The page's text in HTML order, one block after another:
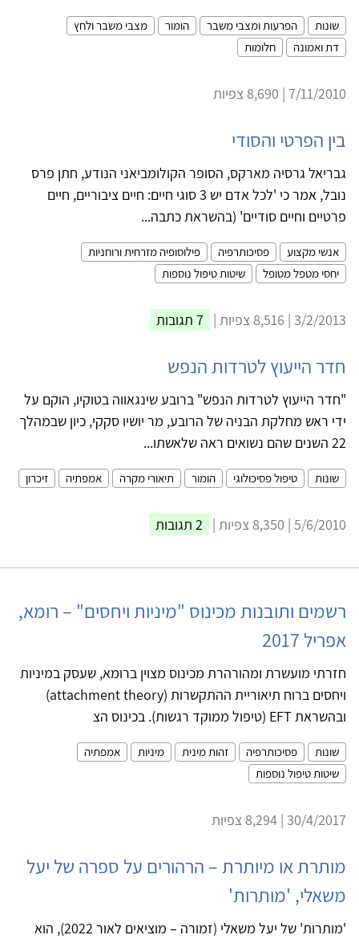
שונות הפרעות ומצבי משבר הומור
מצבי משבר ולחץ
דת ואמונה
חלומות
7/11/2010 | 8,690 צפיות
בין הפרטי והסודי
גבריאל גרסיה מארקס, הסופר הקולומביאני הנודע, חתן פרס
נובל, אמר כי 'לכל אדם יש 3 סוגי חיים: חיים ציבוריים, חיים
פרטיים וחיים סודיים' (בהשראת כתבה...
אנשי מקצוע פסיכותרפיה
פילוסופיה מזרחית ורוחניות
יחסי מטפל מטופל
שיטות טיפול נוספות
3/2/2013 | 8,516 צפיות | 7 תגובות
חדר הייעוץ לטרדות הנפש
"חדר הייעוץ לטרדות הנפש" ברובע שינגאווה בטוקיו, הוקם על
ידי ראש מחלקת הבניה של הרובע, מר יושיו סקקי, כיון שבמהלך
22 השנים שהם נשואים ראה שלאשתו...
שונות טיפול פסיכולוגי הומור תיאורי מקרה אמפתיה זיכרון
5/6/2010 | 8,350 צפיות | 2 תגובות
רשמים ותובנות מכינוס "מיניות ויחסים" – רומא,
אפריל 2017
חזרתי מועשרת ומהורהרת מכינוס מצוין ברומא, שעסק במיניות
ויחסים ברוח תיאוריית ההתקשרות (attachment theory)
ובהשראת EFT (טיפול ממוקד רגשות). בכינוס הצ
שונות פסיכותרפיה זהות מינית מיניות
אמפתיה
שיטות טיפול נוספות
30/4/2017 | 8,294 צפיות
מותרת או מיותרת – הרהורים על ספרה של יעל
משאלי, 'מותרות'
'מותרות' של יעל משאלי (זמורה – מוציאים לאור 2022), הוא